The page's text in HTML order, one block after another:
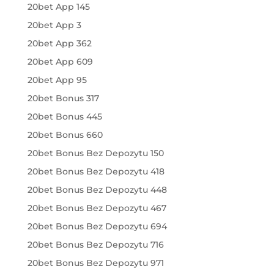
20bet App 145
20bet App 3
20bet App 362
20bet App 609
20bet App 95
20bet Bonus 317
20bet Bonus 445
20bet Bonus 660
20bet Bonus Bez Depozytu 150
20bet Bonus Bez Depozytu 418
20bet Bonus Bez Depozytu 448
20bet Bonus Bez Depozytu 467
20bet Bonus Bez Depozytu 694
20bet Bonus Bez Depozytu 716
20bet Bonus Bez Depozytu 971